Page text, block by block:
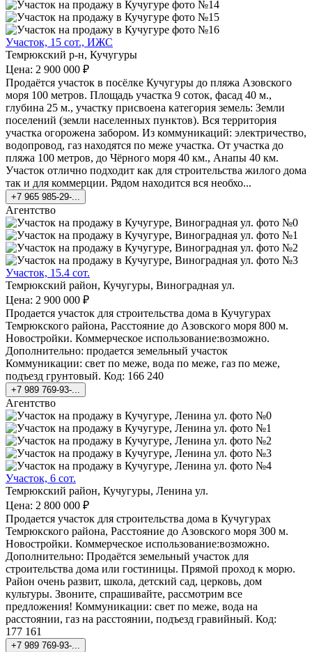
Участок, 15 сот., ИЖС
Темрюкский р-н, Кучугуры
Цена: 2 900 000 ₽
Продаётся участок в посёлке Кучугуры до пляжа Азовского
моря 100 метров. Площадь участка 9 соток, фасад 40 м.,
глубина 25 м., участку присвоена категория земель: Земли
поселений (земли населенных пунктов). Вся территория
участка огорожена забором. Из коммуникаций: электричество,
водопровод, газ находятся по меже участка. От участка до
пляжа 100 метров, до Чёрного моря 40 км., Анапы 40 км.
Участок отлично подходит как для строительства жилого дома
так и для коммерции. Рядом находится вся необхо...
+7 965 985-29-...
Агентство
Участок, 15.4 сот.
Темрюкский район, Кучугуры, Виноградная ул.
Цена: 2 900 000 ₽
Продается участок для строительства дома в Кучугурах
Темрюкского района, Расстояние до Азовского моря 800 м.
Новостройки. Коммерческое использование:возможно.
Дополнительно: продается земельный участок
Коммуникации: свет по меже, вода по меже, газ по меже,
подъезд грунтовый. Код: 166 240
+7 989 769-93-...
Агентство
Участок, 6 сот.
Темрюкский район, Кучугуры, Ленина ул.
Цена: 2 800 000 ₽
Продается участок для строительства дома в Кучугурах
Темрюкского района, Расстояние до Азовского моря 300 м.
Новостройки. Коммерческое использование:возможно.
Дополнительно: Продаётся земельный участок для
строительства дома или гостиницы. Прямой проход к морю.
Район очень развит, школа, детский сад, церковь, дом
культуры. Звоните, спрашивайте, рассмотрим все
предложения! Коммуникации: свет по меже, вода на
расстоянии, газ на расстоянии, подъезд гравийный. Код:
177 161
+7 989 769-93-...